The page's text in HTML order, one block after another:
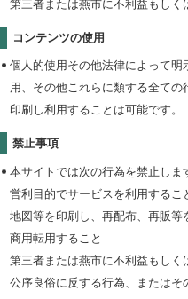
第三者または燕市に不利益もし
コンテンツの使用
個人的使用その他法律によって
用、その他これらに類する全て
印刷し利用することは可能です。
禁止事項
本サイトでは次の行為を禁止しま
営利目的でサービスを利用するこ
地図等を印刷し、再配布、再販等
商用転用すること
第三者または燕市に不利益もし
公序良俗に反する行為、またはそ